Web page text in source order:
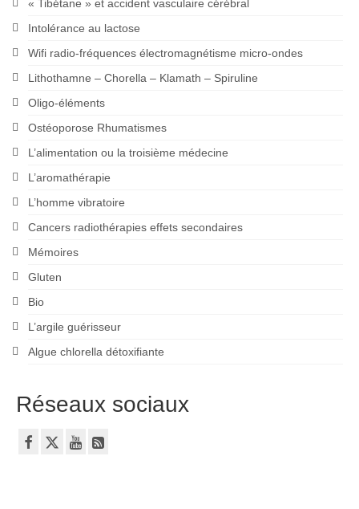
« Tibétane » et accident vasculaire cérébral
Intolérance au lactose
Wifi radio-fréquences électromagnétisme micro-ondes
Lithothamne – Chorella – Klamath – Spiruline
Oligo-éléments
Ostéoporose Rhumatismes
L’alimentation ou la troisième médecine
L’aromathérapie
L’homme vibratoire
Cancers radiothérapies effets secondaires
Mémoires
Gluten
Bio
L’argile guérisseur
Algue chlorella détoxifiante
Réseaux sociaux